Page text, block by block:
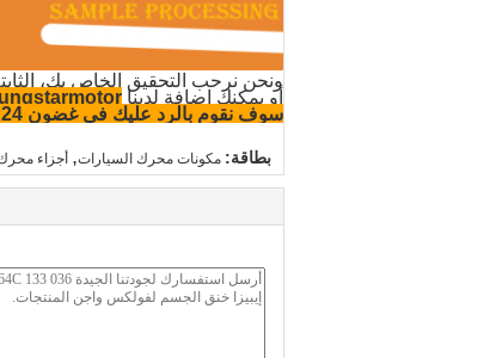
ونحن نرحب التحقيق الخاص بك،
أو يمكنك إضافة لدينا
سوف نقوم بالرد عليك في غضون 24 ساعة
بطاقة: مكونات محرك السيارات, أجزاء